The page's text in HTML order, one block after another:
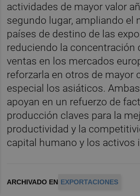
actividades de mayor valor
segundo lugar, ampliando el
países de destino de las
reduciendo la concentración
ventas en los mercados
reforzarla en otros de mayor
especial los asiáticos.
apoyan en un refuerzo de
producción claves para la
productividad y la
capital humano y los activos
ARCHIVADO EN EXPORTACIONES